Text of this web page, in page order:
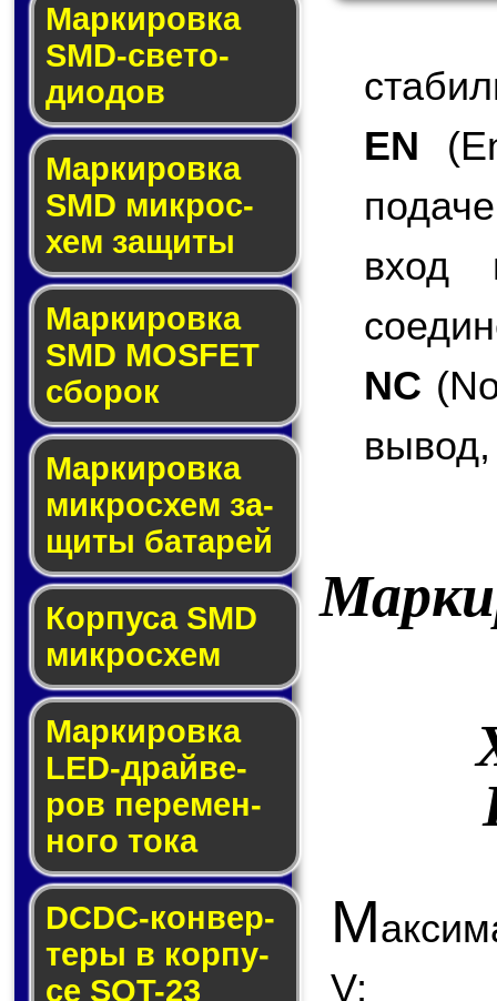
Маркировка
SMD-све­то­
дио­дов
Мар­ки­ров­ка
SMD мик­рос­
хем защиты
Мар­ки­ров­ка
SMD MOSFET
сбо­рок
Мар­ки­ров­ка
мик­ро­схем за­
щи­ты ба­та­рей
Корпуса SMD
мик­ро­схем
Маркировка
LED-драй­ве­
ров пе­ре­мен­
но­го то­ка
DCDC-кон­вер­
те­ры в кор­пу­
се SOT-23
EN
вход
NC
вывод,
М
V;